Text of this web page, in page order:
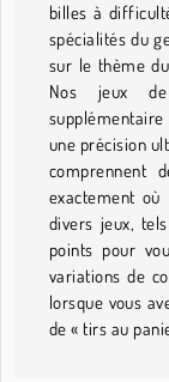
billes à
spécialités du
sur le thème
Nos jeux
supplémentaire
une précision
comprennent
exactement
divers jeux,
points pour
variations de
lorsque vous
de « tirs au